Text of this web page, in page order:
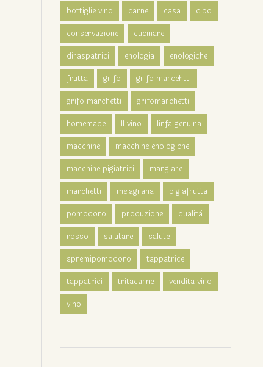
bottiglie vino
carne casa
cibo
conservazione
cucinare
diraspatrici
enologia
enologiche
frutta
grifo
grifo marcehtti
grifo marchetti
grifomarchetti
homemade
Il vino
linfa genuina
macchine
macchine enologiche
macchine pigiatrici
mangiare
marchetti
melagrana
pigiafrutta
pomodoro
produzione
qualità
rosso
salutare
salute
spremipomodoro
tappatrice
tappatrici
tritacarne
vendita vino
vino